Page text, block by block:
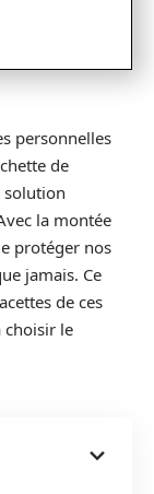
personnelles
de
solution
la montée
protéger nos
jamais. Ce
de ces
choisir le